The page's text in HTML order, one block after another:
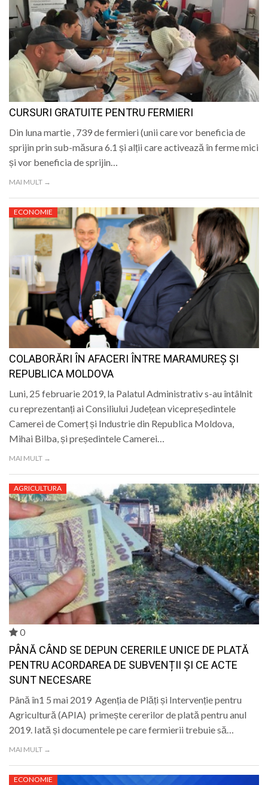
CURSURI GRATUITE PENTRU FERMIERI
Din luna martie , 739 de fermieri (unii care vor beneficia de
sprijin prin sub-măsura 6.1 și alții care activează în ferme mici
și vor beneficia de sprijin…
MAI MULT →
ECONOMIE
COLABORĂRI ÎN AFACERI ÎNTRE MARAMUREȘ ȘI
REPUBLICA MOLDOVA
Luni, 25 februarie 2019, la Palatul Administrativ s-au întâlnit
cu reprezentanți ai Consiliului Județean vicepreședintele
Camerei de Comerț și Industrie din Republica Moldova,
Mihai Bilba, și președintele Camerei…
MAI MULT →
AGRICULTURA
0
PÂNĂ CÂND SE DEPUN CERERILE UNICE DE PLATĂ
PENTRU ACORDAREA DE SUBVENȚII ȘI CE ACTE
SUNT NECESARE
Până în1 5 mai 2019 Agenția de Plăți și Intervenție pentru
Agricultură (APIA) primește cererilor de plată pentru anul
2019. Iată și documentele pe care fermierii trebuie să…
MAI MULT →
ECONOMIE